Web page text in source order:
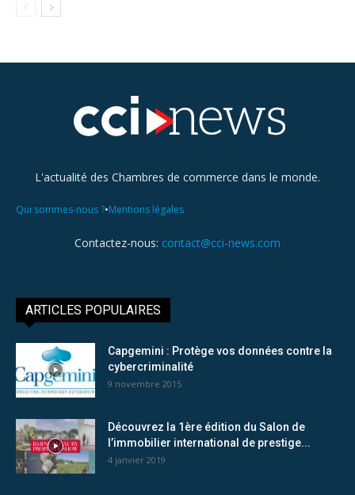
L'actualité des Chambres de commerce dans le monde.
Qui sommes-nous ?•Mentions légales
Contactez-nous: contact@cci-news.com
ARTICLES POPULAIRES
Capgemini : Protège vos données contre la
cybercriminalité
9 novembre 2015
Découvrez la 1ère édition du Salon de
l’immobilier international de prestige...
4 janvier 2019